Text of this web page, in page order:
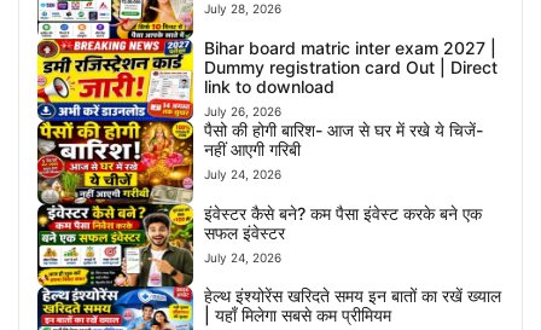
July 28, 2026
Bihar board matric inter exam 2027 |
Dummy registration card Out | Direct
link to download
July 26, 2026
पैसो की होगी बारिश- आज से घर में रखे ये चिजें-
नहीं आएगी गरिबी
July 24, 2026
इंवेस्टर कैसे बने? कम पैसा इंवेस्ट करके बने एक
सफल इंवेस्टर
July 24, 2026
हेल्थ इंश्योरेंस खरिदते समय इन बातों का रखें ख्याल
| यहाँ मिलेगा सबसे कम प्रीमियम